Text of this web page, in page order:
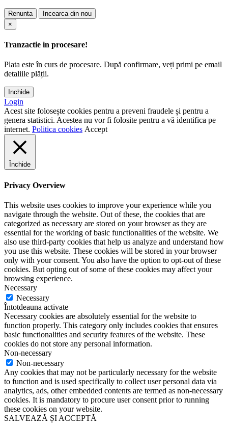
Renunta
Incearca din nou
×
Tranzactie in procesare!
Plata este în curs de procesare. După confirmare, veți primi pe email
detaliile plății.
Inchide
Login
Acest site folosește cookies pentru a preveni fraudele și pentru a
genera statistici. Acestea nu vor fi folosite pentru a vă identifica pe
internet. Politica cookies Accept
Închide
Privacy Overview
This website uses cookies to improve your experience while you
navigate through the website. Out of these, the cookies that are
categorized as necessary are stored on your browser as they are
essential for the working of basic functionalities of the website. We
also use third-party cookies that help us analyze and understand how
you use this website. These cookies will be stored in your browser
only with your consent. You also have the option to opt-out of these
cookies. But opting out of some of these cookies may affect your
browsing experience.
Necessary
Necessary
Întotdeauna activate
Necessary cookies are absolutely essential for the website to
function properly. This category only includes cookies that ensures
basic functionalities and security features of the website. These
cookies do not store any personal information.
Non-necessary
Non-necessary
Any cookies that may not be particularly necessary for the website
to function and is used specifically to collect user personal data via
analytics, ads, other embedded contents are termed as non-necessary
cookies. It is mandatory to procure user consent prior to running
these cookies on your website.
SALVEAZĂ ȘI ACCEPTĂ